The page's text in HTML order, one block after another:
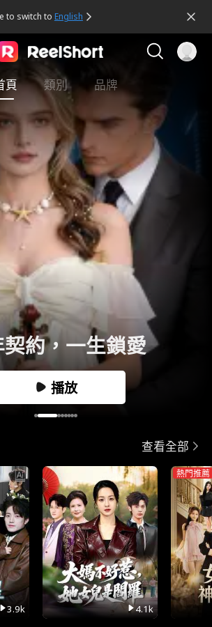
to switch to English
頁 類別 品牌
約，一生鎖愛
播放
查看全部
3.9k 4.1k
熱門推薦